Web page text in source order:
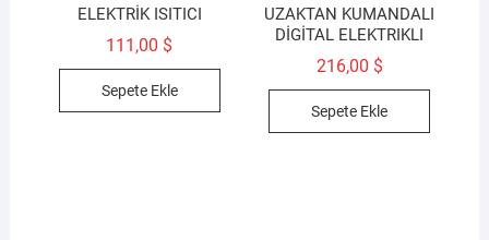
ELEKTRİK ISITICI
111,00 $
Sepete Ekle
UZAKTAN KUMANDALI
DİGİTAL ELEKTRIKLI
216,00 $
Sepete Ekle